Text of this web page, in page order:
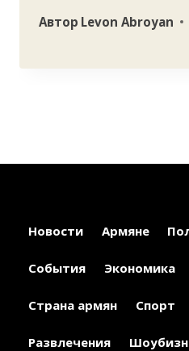
Автор Levon Abroyan
Новости Армяне
События Экономика
Страна армян Спорт
Развлечения